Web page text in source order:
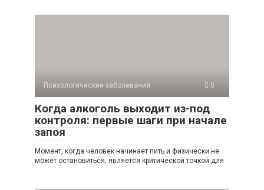
Психологические заболевания 0
Когда алкоголь выходит из-под
контроля: первые шаги при начале
запоя
Момент, когда человек начинает пить и физически не
может остановиться, является критической точкой для